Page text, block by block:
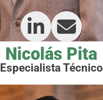
Nicolás Pita
Especialista Técnico